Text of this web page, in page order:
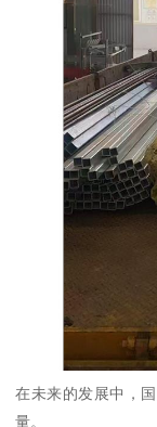
在未来的发展中，
量。